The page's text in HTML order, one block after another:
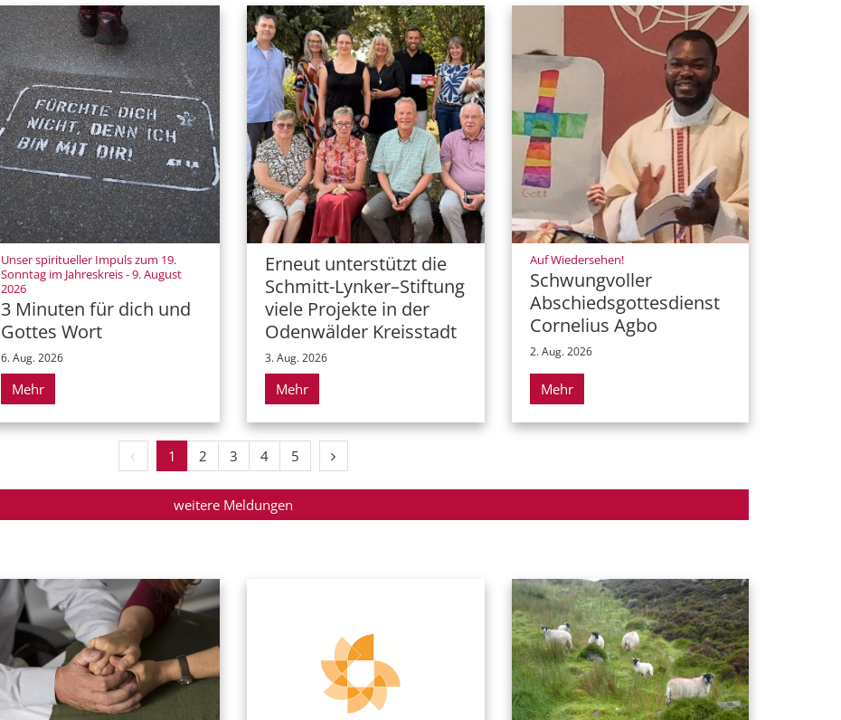
Unser spiritueller Impuls zum 19.
Sonntag im Jahreskreis - 9. August
2026:
3 Minuten für dich und
Gottes Wort
6. Aug. 2026
Mehr
Erneut unterstützt die
Schmitt-Lynker–Stiftung
viele Projekte in der
Odenwälder Kreisstadt
3. Aug. 2026
Mehr
Auf Wiedersehen!:
Schwungvoller
Abschiedsgottesdienst
Cornelius Agbo
2. Aug. 2026
Mehr
Vorherige Seite
1 2 3 4 5 Nächste Seite
weitere Meldungen